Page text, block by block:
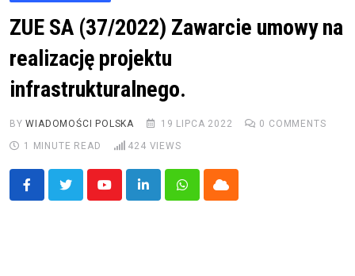
ZUE SA (37/2022) Zawarcie umowy na
realizację projektu
infrastrukturalnego.
BYWIADOMOŚCI POLSKA 19 LIPCA 2022 0 COMMENTS
1 MINUTE READ
424 VIEWS
YoutubeLinkedInWhatsappCloud